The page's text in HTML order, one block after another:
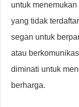
untuk
yang tidak
segan untuk
atau
diminati untuk
berharga.